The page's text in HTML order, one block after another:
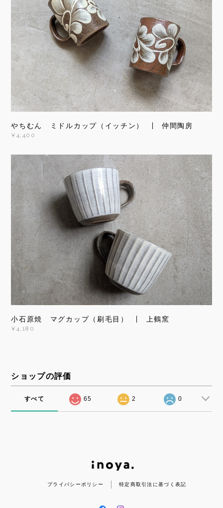
やちむん ミドルカップ（イッチン） | 仲間陶房
¥4,400
小石原焼 マグカップ（刷毛目） | 上鶴窯
¥4,180
ショップの評価
すべて 65 2 0
プライバシーポリシー 特定商取引法に基づく表記